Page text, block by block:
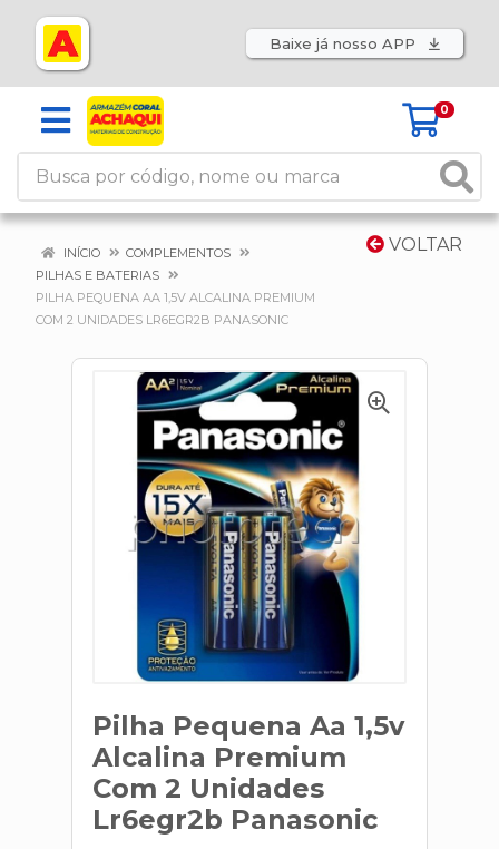
Baixe já nosso APP
0
VOLTAR
INÍCIO
COMPLEMENTOS
PILHAS E BATERIAS
PILHA PEQUENA AA 1,5V ALCALINA PREMIUM
COM 2 UNIDADES LR6EGR2B PANASONIC
Pilha Pequena Aa 1,5v
Alcalina Premium
Com 2 Unidades
Lr6egr2b Panasonic